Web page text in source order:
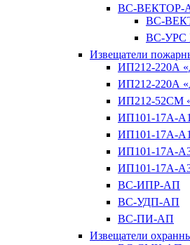
ВС-ВЕКТОР-
ВС-
ВС-УРС
Извещатели
ИП212-220А
ИП212-220А
ИП212-52СМ
ИП101-17А-
ИП101-17А-
ИП101-17А-
ИП101-17А-
ВС-ИПР-АП
ВС-УДП-АП
ВС-ПИ-АП
Извещатели